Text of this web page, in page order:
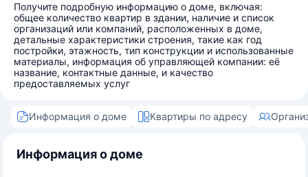
Получите подробную информацию о доме, включая:
общее количество квартир в здании, наличие и список
организаций или компаний, расположенных в доме,
детальные характеристики строения, такие как год
постройки, этажность, тип конструкции и использованные
материалы, информация об управляющей компании: её
название, контактные данные, и качество
предоставляемых услуг
Информация о доме Квартиры по адресу
Информация о доме